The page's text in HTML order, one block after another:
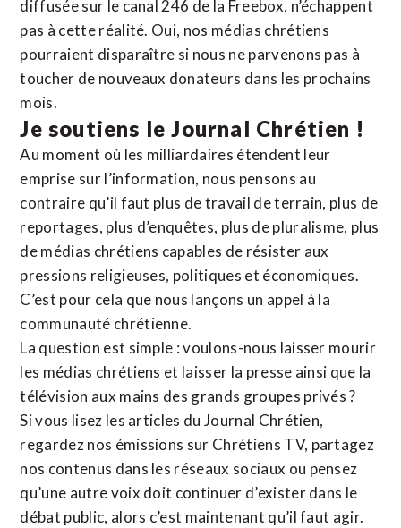
diffusée sur le canal 246 de la Freebox, n’échappent
pas à cette réalité. Oui, nos médias chrétiens
pourraient disparaître si nous ne parvenons pas à
toucher de nouveaux donateurs dans les prochains
mois.
Je soutiens le Journal Chrétien !
Au moment où les milliardaires étendent leur
emprise sur l’information, nous pensons au
contraire qu’il faut plus de travail de terrain, plus de
reportages, plus d’enquêtes, plus de pluralisme, plus
de médias chrétiens capables de résister aux
pressions religieuses, politiques et économiques.
C’est pour cela que nous lançons un appel à la
communauté chrétienne.
La question est simple : voulons-nous laisser mourir
les médias chrétiens et laisser la presse ainsi que la
télévision aux mains des grands groupes privés ?
Si vous lisez les articles du Journal Chrétien,
regardez nos émissions sur Chrétiens TV, partagez
nos contenus dans les réseaux sociaux ou pensez
qu’une autre voix doit continuer d’exister dans le
débat public, alors c’est maintenant qu’il faut agir.